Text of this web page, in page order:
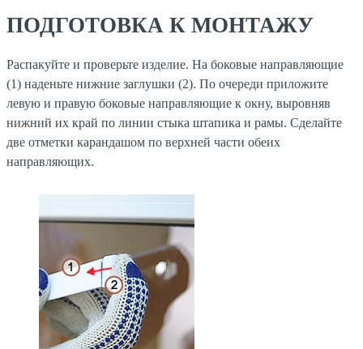
ПОДГОТОВКА К МОНТАЖУ
Распакуйте и проверьте изделие. На боковые направляющие
(1) наденьте нижние заглушки (2). По очереди приложите
левую и правую боковые направляющие к окну, выровняв
нижний их край по линии стыка штапика и рамы. Сделайте
две отметки карандашом по верхней части обеих
направляющих.